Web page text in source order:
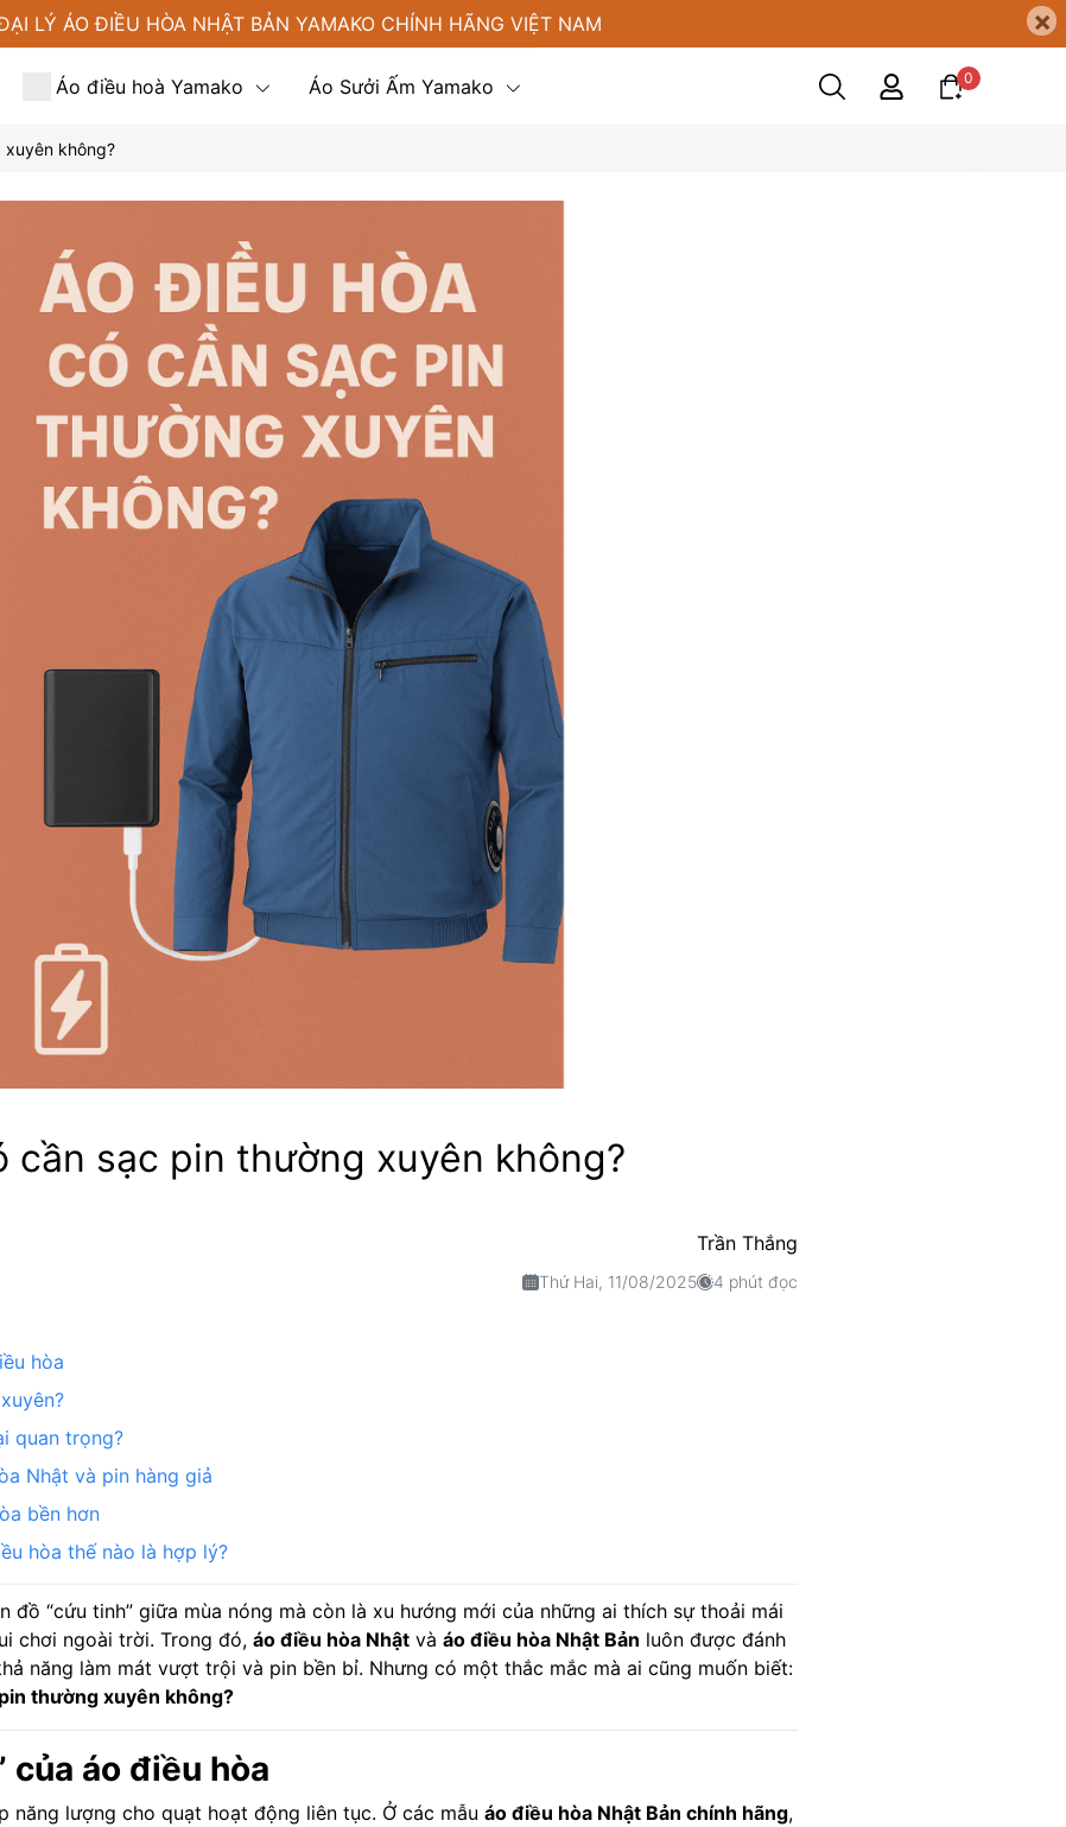
LÝ ÁO ĐIỀU HÒA NHẬT BẢN YAMAKO CHÍNH HÃNG VIỆT NAM ×
Áo điều hoà Yamako Áo Sưởi Ấm Yamako
Tin tức
0
xuyên không?
cần sạc pin thường xuyên không?
Trần Thắng
Thứ Hai, 11/08/2025 4 phút đọc
hòa
quan trọng?
Nhật và pin hàng giả
bền hơn
hòa thế nào là hợp lý?
đồ “cứu tinh” giữa mùa nóng mà còn là xu hướng mới của những ai thích sự thoải mái
chơi ngoài trời. Trong đó, áo điều hòa Nhậtvà áo điều hòa Nhật Bản luôn được đánh
năng làm mát vượt trội và pin bền bỉ. Nhưng có một thắc mắc mà ai cũng muốn biết:
thường xuyên không?
của áo điều hòa
năng lượng cho quạt hoạt động liên tục. Ở các mẫu áo điều hòa Nhật Bản chính hãng,